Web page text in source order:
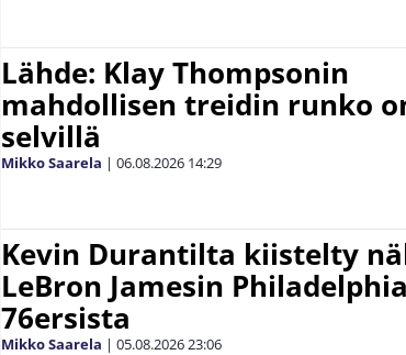
Lähde: Klay Thompsonin
mahdollisen treidin runko
selvillä
Mikko Saarela | 06.08.2026 14:29
Kevin Durantilta kiistelty
LeBron Jamesin Philadelphia
76ersista
Mikko Saarela | 05.08.202623:06